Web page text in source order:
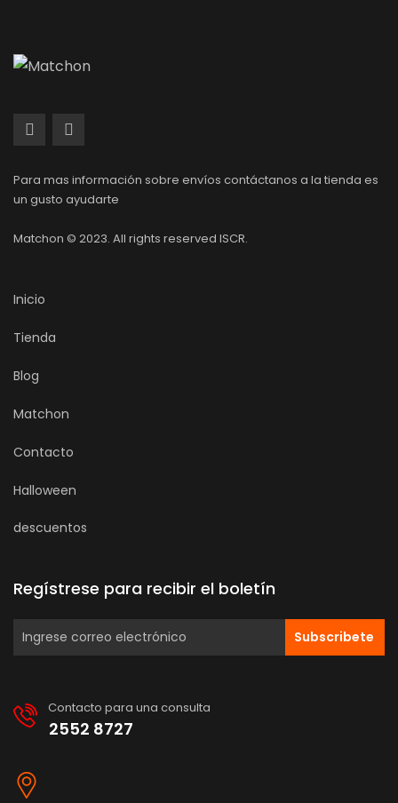
Para mas información sobre envíos contáctanos a la tienda es
un gusto ayudarte
Matchon © 2023. All rights reserved ISCR.
Inicio
Tienda
Blog
Matchon
Contacto
Halloween
descuentos
Regístrese para recibir el boletín
Subscribete
Contacto para una consulta
2552 8727